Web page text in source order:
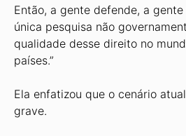
Então, a gente defende, a
única pesquisa não
qualidade desse direito no
países.”
Ela enfatizou que o cenário
grave.